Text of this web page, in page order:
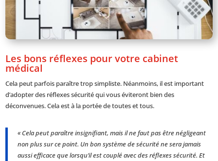
Les bons réflexes pour votre cabinet
médical
Cela peut parfois paraître trop simpliste. Néanmoins, il est important
d’adopter des réflexes sécurité qui vous éviteront bien des
déconvenues. Cela est à la portée de toutes et tous.
« Cela peut paraître insignifiant, mais il ne faut pas être négligeant
non plus sur ce point. Un bon système de sécurité ne sera jamais
aussi efficace que lorsqu’il est couplé avec des réflexes sécurité. Et